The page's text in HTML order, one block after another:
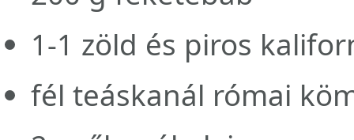
1-1 zöld és piros
fél teáskanál római